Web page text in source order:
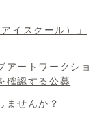
イスクール）」
アートワークショ
確認する公募
ませんか？